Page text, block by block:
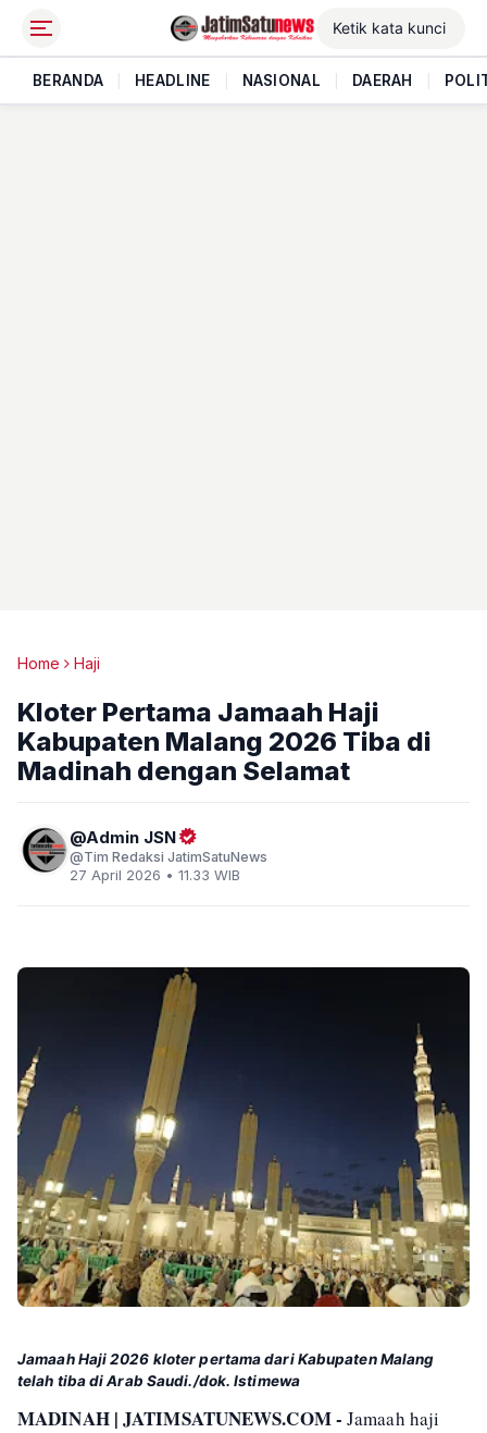
BERANDA HEADLINE NASIONAL DAERAH
Home Haji
Kloter Pertama Jamaah Haji
Kabupaten Malang 2026 Tiba di
Madinah dengan Selamat
Admin JSN
Tim Redaksi JatimSatuNews
27 April 2026 • 11.33 WIB
Jamaah Haji 2026 kloter pertama dari Kabupaten Malang
telah tiba di Arab Saudi./dok. Istimewa
MADINAH | JATIMSATUNEWS.COM - Jamaah haji